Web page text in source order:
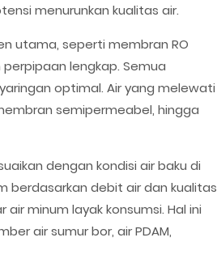
menurunkan kualitas air.
utama, seperti membran RO
lengkap. Semua
optimal. Air yang melewati
semipermeabel, hingga
dengan kondisi air baku di
berdasarkan debit air dan kualitas
minum layak konsumsi. Hal ini
air sumur bor, air PDAM,